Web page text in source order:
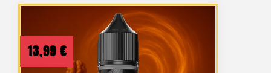
13,99 €